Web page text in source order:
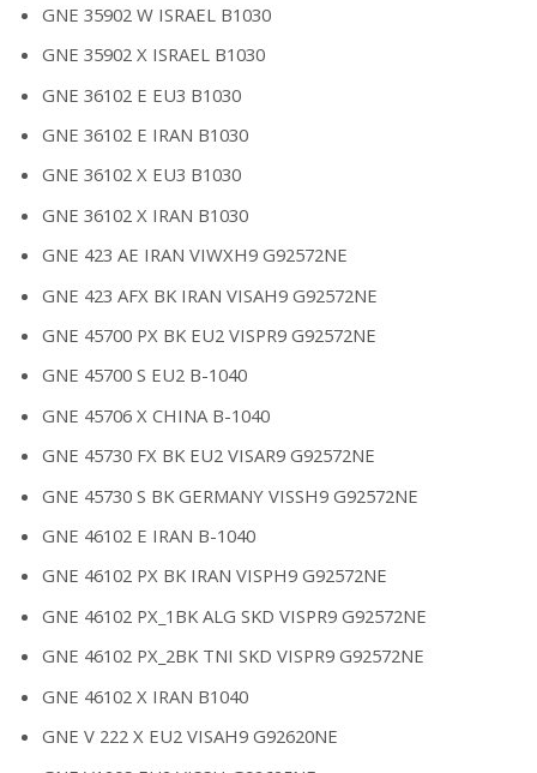
GNE 35902 W ISRAEL B1030
GNE 35902 X ISRAEL B1030
GNE 36102 E EU3 B1030
GNE 36102 E IRAN B1030
GNE 36102 X EU3 B1030
GNE 36102 X IRAN B1030
GNE 423 AE IRAN VIWXH9 G92572NE
GNE 423 AFX BK IRAN VISAH9 G92572NE
GNE 45700 PX BK EU2 VISPR9 G92572NE
GNE 45700 S EU2 B-1040
GNE 45706 X CHINA B-1040
GNE 45730 FX BK EU2 VISAR9 G92572NE
GNE 45730 S BK GERMANY VISSH9 G92572NE
GNE 46102 E IRAN B-1040
GNE 46102 PX BK IRAN VISPH9 G92572NE
GNE 46102 PX_1BK ALG SKD VISPR9 G92572NE
GNE 46102 PX_2BK TNI SKD VISPR9 G92572NE
GNE 46102 X IRAN B1040
GNE V 222 X EU2 VISAH9 G92620NE